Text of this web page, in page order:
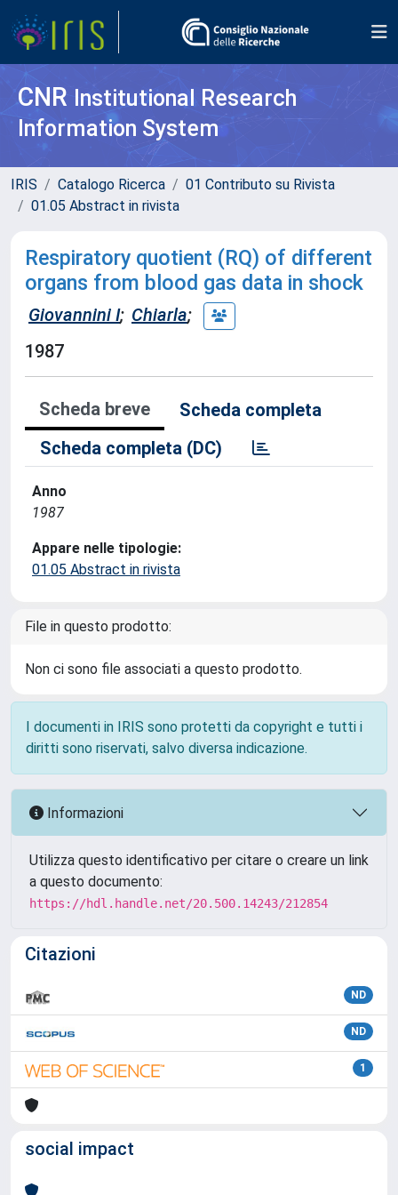
CNR Institutional Research
Information System
IRIS Catalogo Ricerca
01 Contributo su Rivista
01.05 Abstract in rivista
Respiratory quotient (RQ) of different
organs from blood gas data in shock
Giovannini I; Chiarla;
1987
Scheda breve
Scheda completa
Scheda completa (DC)
Anno
1987
Appare nelle tipologie:
01.05 Abstract in rivista
File in questo prodotto:
Non ci sono file associati a questo prodotto.
I documenti in IRIS sono protetti da copyright e tutti i
diritti sono riservati, salvo diversa indicazione.
Informazioni
Utilizza questo identificativo per citare o creare un link
a questo documento:
https://hdl.handle.net/20.500.14243/212854
Citazioni
ND
ND
1
social impact